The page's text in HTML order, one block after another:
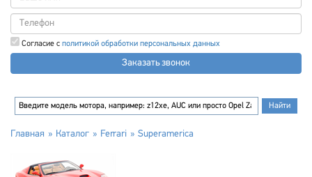
Согласие с политикой обработки персональных данных
Заказать звонок
Главная Каталог Ferrari Superamerica